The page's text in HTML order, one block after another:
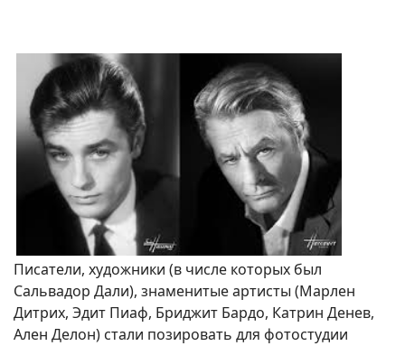
Писатели, художники (в числе которых был
Сальвадор Дали), знаменитые артисты (Марлен
Дитрих, Эдит Пиаф, Бриджит Бардо, Катрин Денев,
Ален Делон) стали позировать для фотостудии